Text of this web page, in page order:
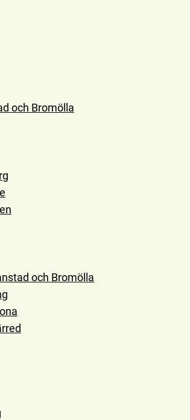
och Bromölla
och Bromölla